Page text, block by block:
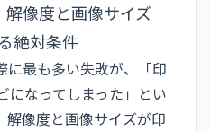
像度と画像サイズ
絶対条件
に最も多い失敗が、「印
になってしまった」とい
解像度と画像サイズが印